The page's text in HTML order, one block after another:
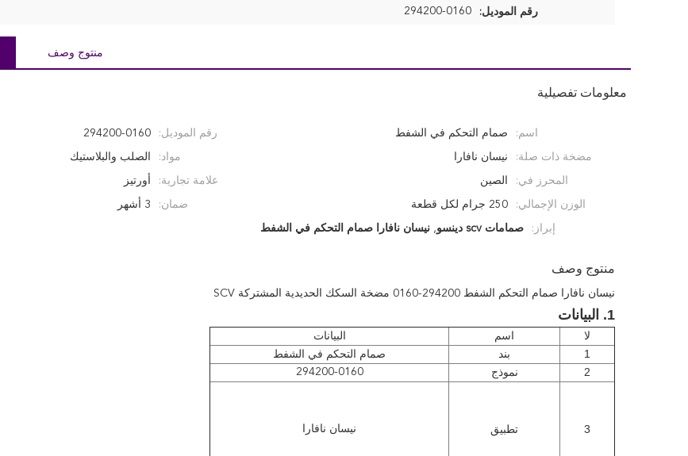
رقم الموديل: 294200-0160
منتوج وصف
معلومات تفصيلية
اسم: صمام التحكم في الشفط رقم الموديل: 294200-0160
مضخة ذات صلة: نيسان نافارا مواد: الصلب والبلاستيك
المحرز في: الصين علامة تجارية: أورتيز
الوزن الإجمالي: 250 جرام لكل قطعة ضمان: 3 أشهر
إبراز: صمامات scv دينسو , نيسان نافارا صمام التحكم في الشفط
منتوج وصف
نيسان نافارا صمام التحكم الشفط 294200-0160 مضخة السكك الحديدية المشتركة SCV
1. البيانات
لا اسم
البيانات
1
بند
صمام التحكم في الشفط
2
نموذج 294200-0160
3 تطبيق نيسان نافارا